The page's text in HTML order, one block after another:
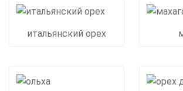
итальянский орех